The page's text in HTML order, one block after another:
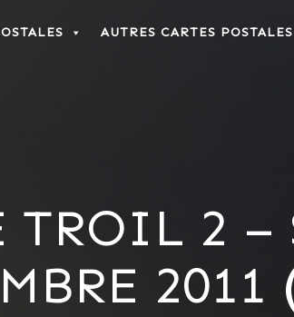
AUTRES CARTES
TROIL 2 –
2011